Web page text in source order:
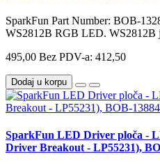
SparkFun Part Number: BOB-
WS2812B RGB LED. WS2812B
495,00 Bez PDV-a: 412,50
Dodaj u korpu
SparkFun LED Driver ploča -
Driver Breakout - LP55231),